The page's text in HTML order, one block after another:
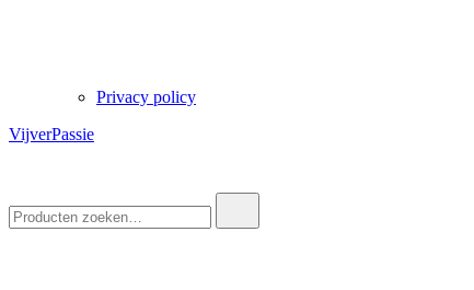
Privacy policy
VijverPassie
naar: